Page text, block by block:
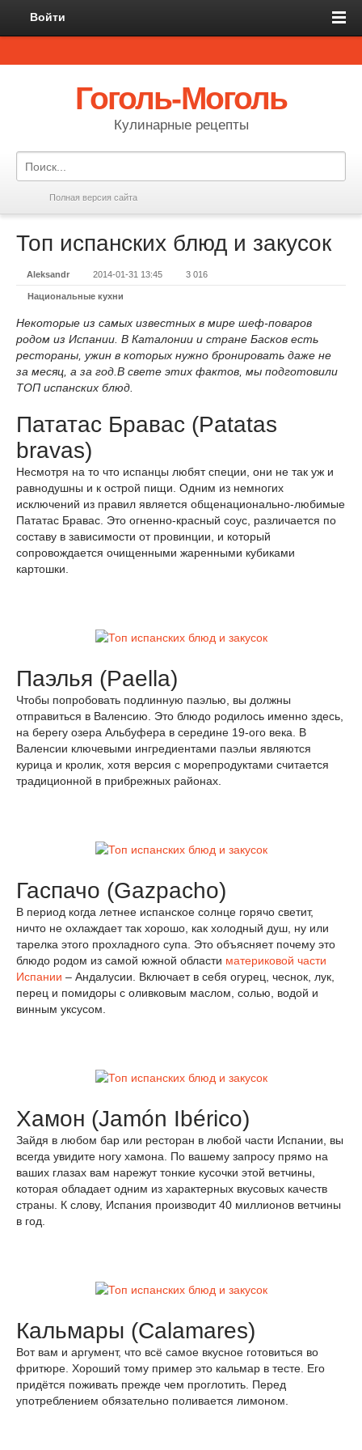
Войти
Гоголь-Моголь
Кулинарные рецепты
Полная версия сайта
Топ испанских блюд и закусок
Aleksandr 2014-01-31 13:45 3 016
Национальные кухни
Некоторые из самых известных в мире шеф-поваров
родом из Испании. В Каталонии и стране Басков есть
рестораны, ужин в которых нужно бронировать даже не
за месяц, а за год.В свете этих фактов, мы подготовили
ТОП испанских блюд.
Пататас Бравас (Patatas
bravas)
Несмотря на то что испанцы любят специи, они не так уж и
равнодушны и к острой пищи. Одним из немногих
исключений из правил является общенационально-любимые
Пататас Бравас. Это огненно-красный соус, различается по
составу в зависимости от провинции, и который
сопровождается очищенными жаренными кубиками
картошки.
Паэлья (Paella)
Чтобы попробовать подлинную паэлью, вы должны
отправиться в Валенсию. Это блюдо родилось именно здесь,
на берегу озера Альбуфера в середине 19-ого века. В
Валенсии ключевыми ингредиентами паэльи являются
курица и кролик, хотя версия с морепродуктами считается
традиционной в прибрежных районах.
Гаспачо (Gazpacho)
В период когда летнее испанское солнце горячо светит,
ничто не охлаждает так хорошо, как холодный душ, ну или
тарелка этого прохладного супа. Это объясняет почему это
блюдо родом из самой южной области материковой части
Испании – Андалусии. Включает в себя огурец, чеснок, лук,
перец и помидоры с оливковым маслом, солью, водой и
винным уксусом.
Хамон (Jamón Ibérico)
Зайдя в любом бар или ресторан в любой части Испании, вы
всегда увидите ногу хамона. По вашему запросу прямо на
ваших глазах вам нарежут тонкие кусочки этой ветчины,
которая обладает одним из характерных вкусовых качеств
страны. К слову, Испания производит 40 миллионов ветчины
в год.
Кальмары (Calamares)
Вот вам и аргумент, что всё самое вкусное готовиться во
фритюре. Хороший тому пример это кальмар в тесте. Его
придётся поживать прежде чем проглотить. Перед
употреблением обязательно поливается лимоном.